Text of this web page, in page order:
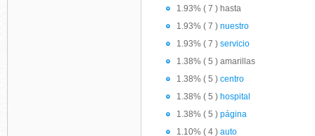
1.93% ( 7 ) hasta
1.93% ( 7 ) nuestro
1.93% ( 7 ) servicio
1.38% ( 5 ) amarillas
1.38% ( 5 ) centro
1.38% ( 5 ) hospital
1.38% ( 5 ) página
1.10% ( 4 ) auto